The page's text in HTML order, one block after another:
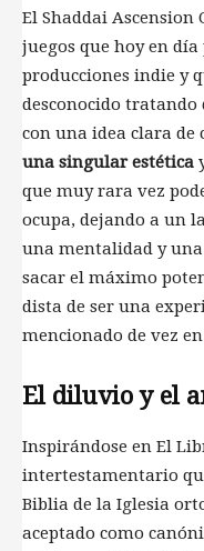
El Shaddai Ascension
juegos que hoy en día
producciones indie y
desconocido tratando
con una idea clara de
una singular estética
que muy rara vez
ocupa, dejando a un
una mentalidad y
sacar el máximo
dista de ser una
mencionado de vez
El diluvio y el
Inspirándose en El
intertestamentario
Biblia de la Iglesia
aceptado como